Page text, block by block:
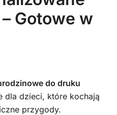
Gotowe w
do druku
dla dzieci, które kochają
przygody.